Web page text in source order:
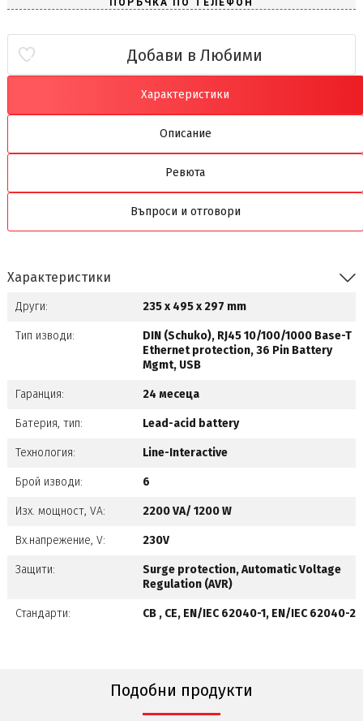
Добави в Любими
Характеристики
Описание
Ревюта
Въпроси и отговори
Характеристики
Други: 235 x 495 x 297 mm
Тип изводи:
DIN (Schuko), RJ45 10/100/1000 Base-T
Ethernet protection, 36 Pin Battery
Mgmt, USB
Гаранция: 24 месеца
Батерия, тип: Lead-acid battery
Технология: Line-Interactive
Брой изводи: 6
Изх. мощност, VA: 2200 VA/ 1200 W
Вх.напрежение, V: 230V
Защити:
Surge protection, Automatic Voltage
Regulation (AVR)
Стандарти: CB , CE, EN/IEC 62040-1, EN/IEC 62040-2
Подобни продукти